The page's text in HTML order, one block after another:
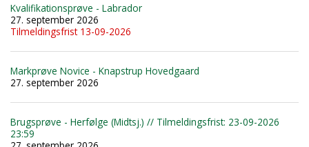
Kvalifikationsprøve - Labrador
27. september 2026
Tilmeldingsfrist 13-09-2026
Markprøve Novice - Knapstrup Hovedgaard
27. september 2026
Brugsprøve - Herfølge (Midtsj.) // Tilmeldingsfrist: 23-09-2026
23:59